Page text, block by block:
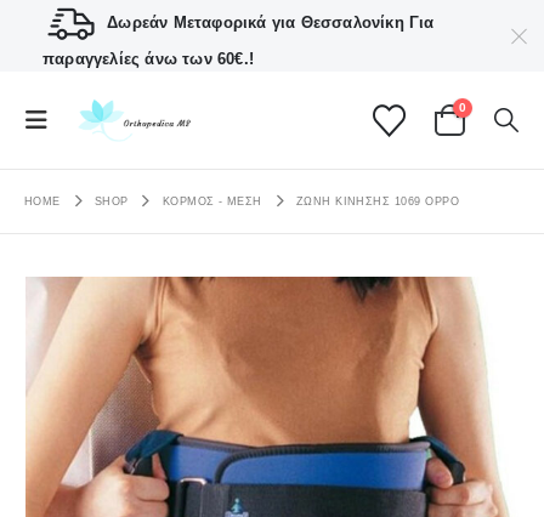
Δωρεάν Μεταφορικά για ΘεσσαλονίκηΓια
παραγγελίες άνω των 60€.!
0
HOME SHOP ΚΟΡΜΟΣ - ΜΕΣΗ ΖΏΝΗ ΚΊΝΗΣΗΣ 1069 OPPO